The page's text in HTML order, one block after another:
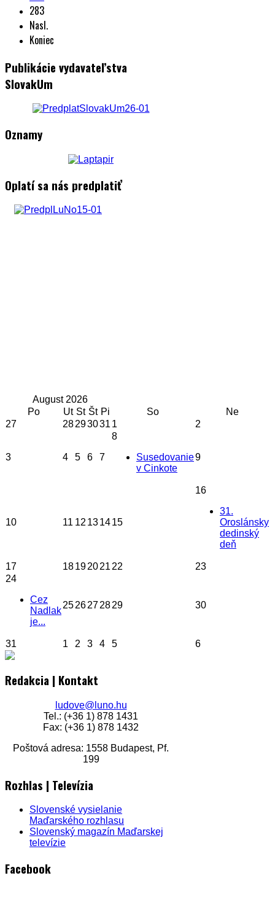
283
Nasl.
Koniec
Publikácie vydavateľstva
SlovakUm
Oznamy
Oplatí sa nás predplatiť
August 2026
Po
Ut St Št Pi So
Ne
27
28293031 1 2
3 4 5 6 7
8
Susedovanie
v Cinkote
9
10 11 12 131415
16
31.
Oroslánsky
dedinský
deň
17 18192021 22
23
24
Cez
Nadlak
je...
2526272829 30
31 1 2 3 4 5 6
Redakcia | Kontakt
ludove@luno.hu
Tel.: (+36 1) 878 1431
Fax: (+36 1) 878 1432
Poštová adresa: 1558 Budapest, Pf.
199
Rozhlas | Televízia
Slovenské vysielanie
Maďarského rozhlasu
Slovenský magazín Maďarskej
televízie
Facebook